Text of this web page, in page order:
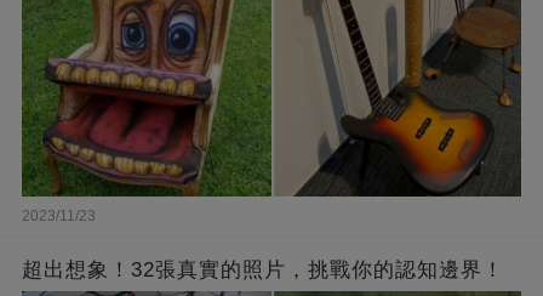
2023/11/23
超出想象！32張真實的照片，挑戰你的認知邊界！